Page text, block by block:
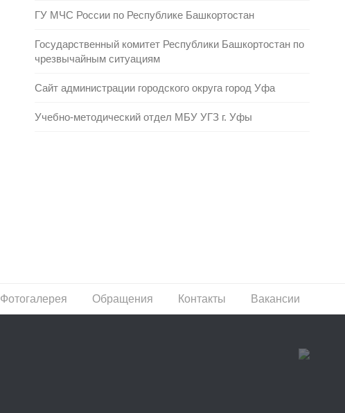
ГУ МЧС России по Республике Башкортостан
Государственный комитет Республики Башкортостан по
чрезвычайным ситуациям
Сайт администрации городского округа город Уфа
Учебно-методический отдел МБУ УГЗ г. Уфы
Фотогалерея Обращения Контакты Вакансии